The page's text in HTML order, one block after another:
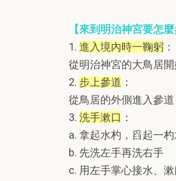
【來到明治神宮要怎麼
1. 進入境內時一鞠躬 ：
從明治神宮的大鳥居
2. 步上參道 ：
從鳥居的外側進入參
3. 洗手漱口 ：
a. 拿起水杓，舀起一
b. 先洗左手再洗右手
c. 用左手掌心接水、